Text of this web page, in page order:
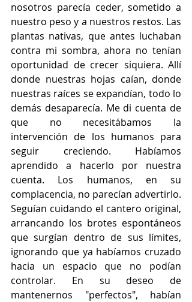
nosotros parecía ceder, sometido a
nuestro peso y a nuestros restos. Las
plantas nativas, que antes luchaban
contra mi sombra, ahora no tenían
oportunidad de crecer siquiera. Allí
donde nuestras hojas caían, donde
nuestras raíces se expandían, todo lo
demás desaparecía. Me di cuenta de
que no necesitábamos la
intervención de los humanos para
seguir creciendo. Habíamos
aprendido a hacerlo por nuestra
cuenta. Los humanos, en su
complacencia, no parecían advertirlo.
Seguían cuidando el cantero original,
arrancando los brotes espontáneos
que surgían dentro de sus límites,
ignorando que ya habíamos cruzado
hacia un espacio que no podían
controlar. En su deseo de
mantenernos "perfectos", habían